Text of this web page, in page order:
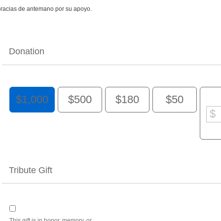
de antemano por su apoyo.
Donation
$1,000 $500 $180 $50
Tribute Gift